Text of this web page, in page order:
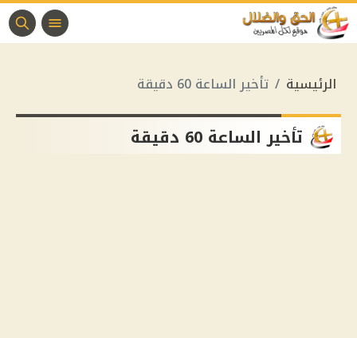
الرئيسية تأخير الساعة 60 دقيقة
تأخير الساعة 60 دقيقة